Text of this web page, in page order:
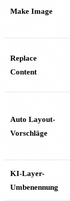
Make Image
Replace
Content
Auto Layout-
Vorschläge
KI-Layer-
Umbenennung